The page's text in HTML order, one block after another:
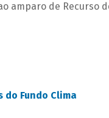
amparo de Recurso
do Fundo Clima